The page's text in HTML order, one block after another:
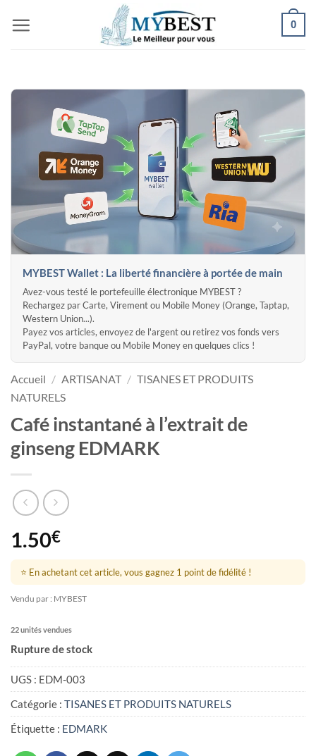
au
0
MYBEST Wallet : La liberté financière à portée de main
Avez-vous testé le portefeuille électronique MYBEST ?
Rechargez par Carte, Virement ou Mobile Money (Orange, Taptap,
Western Union...).
Payez vos articles, envoyez de l'argent ou retirez vos fonds vers
PayPal, votre banque ou Mobile Money en quelques clics !
Accueil / ARTISANAT / TISANES ET PRODUITS
NATURELS
Café instantané à l’extrait de
ginseng EDMARK
1.50€
⭐ En achetant cet article, vous gagnez 1 point de fidélité !
Vendu par : MYBEST
22 unités vendues
Rupture de stock
UGS : EDM-003
Catégorie : TISANES ET PRODUITS NATURELS
Étiquette : EDMARK